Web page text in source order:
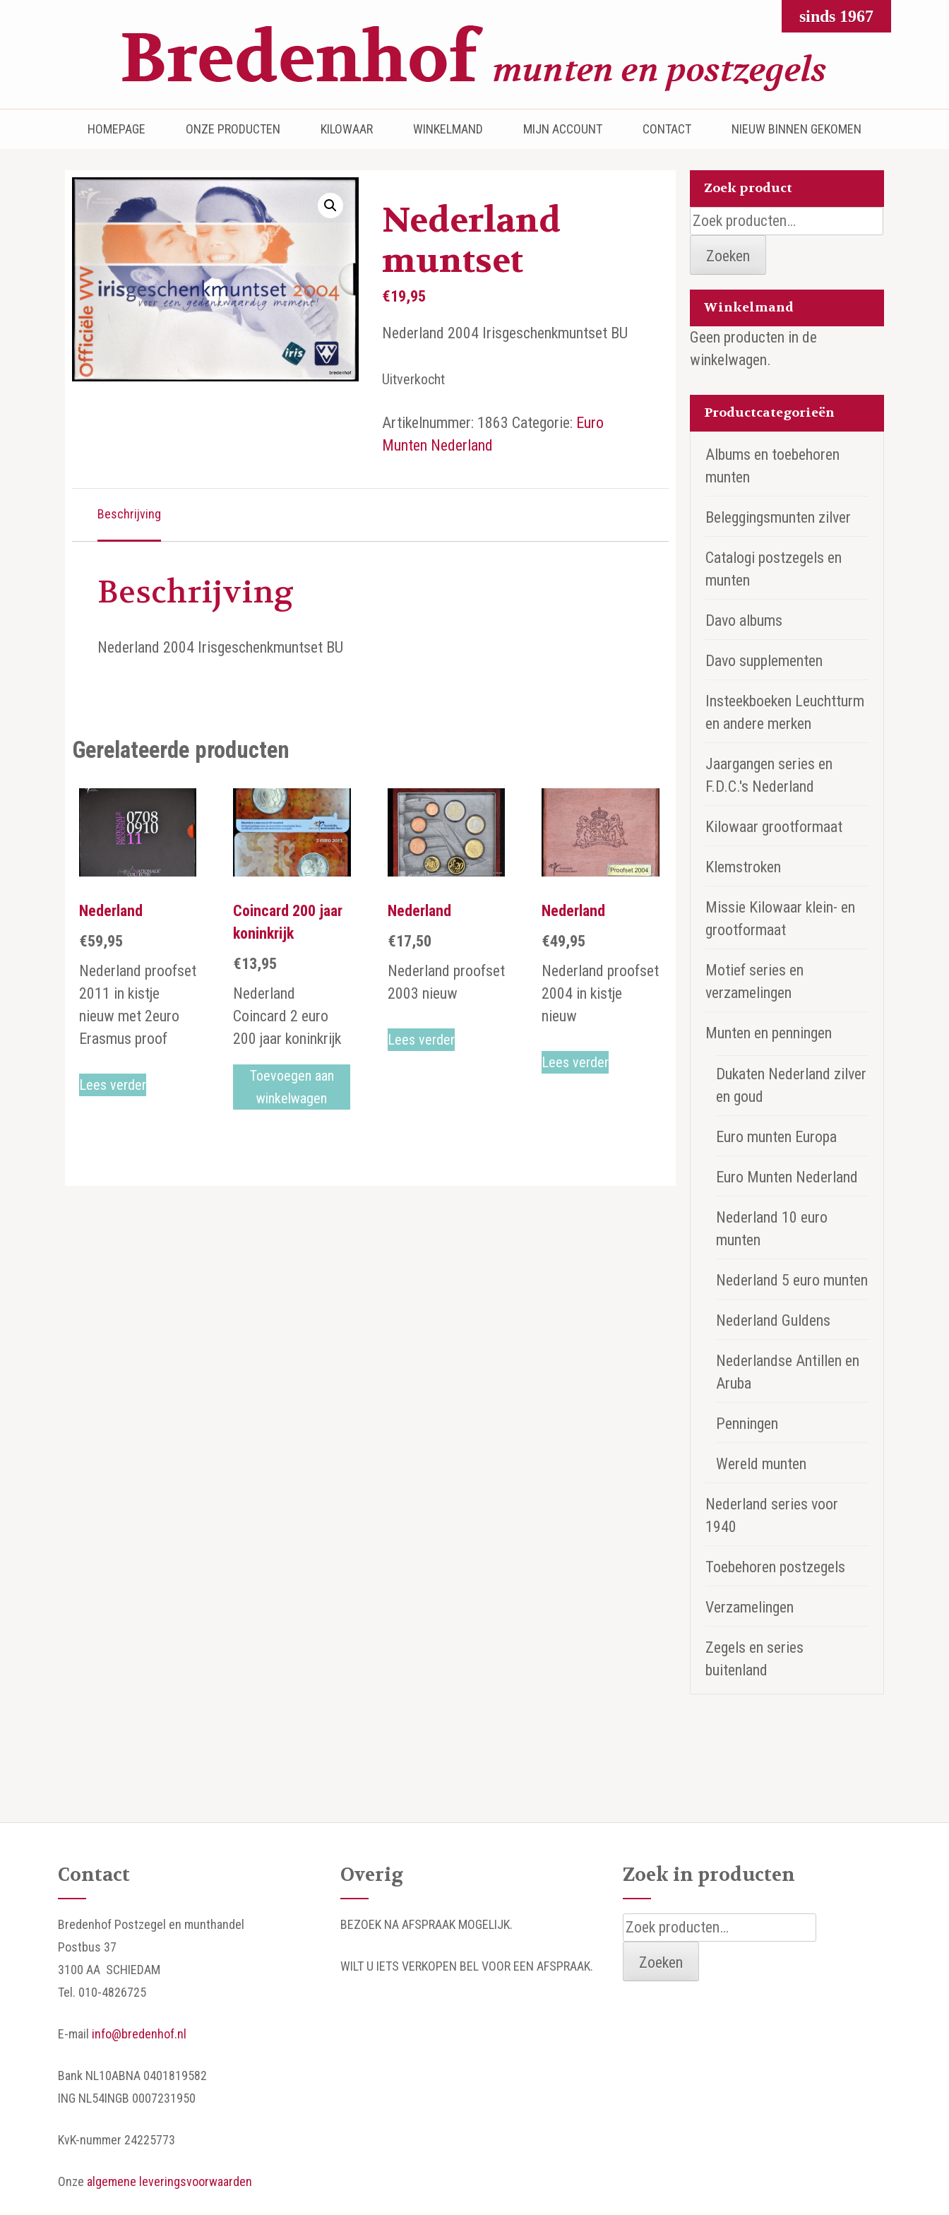
sinds 1967
Bredenhof
Postzegels en munten
HOMEPAGE ONZE PRODUCTEN KILOWAAR WINKELMAND MIJN ACCOUNT CONTACT NIEUW BINNEN GEKOMEN
Nederland
muntset
€19,95
Nederland 2004 Irisgeschenkmuntset BU
Uitverkocht
Artikelnummer: 1863 Categorie: Euro
Munten Nederland
Beschrijving
Beschrijving
Nederland 2004 Irisgeschenkmuntset BU
Gerelateerde producten
Nederland
€59,95
Nederland proofset
2011 in kistje
nieuw met 2euro
Erasmus proof
Lees verder
Coincard 200 jaar
koninkrijk
€13,95
Nederland
Coincard 2 euro
200 jaar koninkrijk
Toevoegen aan
winkelwagen
Nederland
€17,50
Nederland proofset
2003 nieuw
Lees verder
Nederland
€49,95
Nederland proofset
2004 in kistje
nieuw
Lees verder
Zoek product
Zoeken
naar:
Zoeken
Winkelmand
Geen producten in de
winkelwagen.
Productcategorieën
Albums en toebehoren
munten
Beleggingsmunten zilver
Catalogi postzegels en
munten
Davo albums
Davo supplementen
Insteekboeken Leuchtturm
en andere merken
Jaargangen series en
F.D.C.'s Nederland
Kilowaar grootformaat
Klemstroken
Missie Kilowaar klein- en
grootformaat
Motief series en
verzamelingen
Munten en penningen
Dukaten Nederland zilver
en goud
Euro munten Europa
Euro Munten Nederland
Nederland 10 euro
munten
Nederland 5 euro munten
Nederland Guldens
Nederlandse Antillen en
Aruba
Penningen
Wereld munten
Nederland series voor
1940
Toebehoren postzegels
Verzamelingen
Zegels en series
buitenland
Contact
Bredenhof Postzegel en munthandel
Postbus 37
3100 AA SCHIEDAM
Tel. 010-4826725
E-mail info@bredenhof.nl
Bank NL10ABNA 0401819582
ING NL54INGB 0007231950
KvK-nummer 24225773
Onze algemene leveringsvoorwaarden
Overig
BEZOEK NA AFSPRAAK MOGELIJK.
WILT U IETS VERKOPEN BEL VOOR EEN AFSPRAAK.
Zoek in producten
Zoeken
naar:
Zoeken